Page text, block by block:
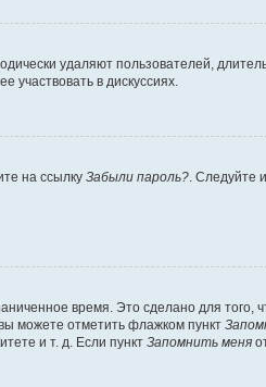
удаляют пользователей,
в дискуссиях.
на ссылку Забыли пароль? . Следуйте
время. Это сделано для того,
можете отметить флажком пункт
и т. д. Если пункт Запомнить меня